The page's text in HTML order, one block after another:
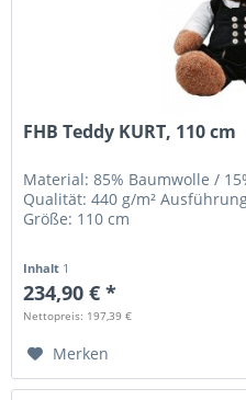
FHB Teddy KURT, 110 cm
Material: 85% Baumwolle /
Qualität: 440 g/m²
Größe: 110 cm
Inhalt 1
234,90 € *
Nettopreis: 197,39 €
Merken